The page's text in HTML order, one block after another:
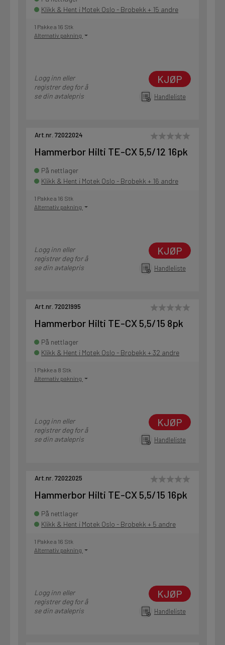
Klikk & Hent i Motek Oslo - Brobekk + 15 andre
1 Pakke a 16 Stk
Alternativ pakning
Logg inn eller
registrer deg for å
se din avtalepris
KJØP
Handleliste
Art.nr. 72022024
Hammerbor Hilti TE-CX 5,5/12 16pk
På nettlager
Klikk & Hent i Motek Oslo - Brobekk + 16 andre
1 Pakke a 16 Stk
Alternativ pakning
Logg inn eller
registrer deg for å
se din avtalepris
KJØP
Handleliste
Art.nr. 72021995
Hammerbor Hilti TE-CX 5,5/15 8pk
På nettlager
Klikk & Hent i Motek Oslo - Brobekk + 32 andre
1 Pakke a 8 Stk
Alternativ pakning
Logg inn eller
registrer deg for å
se din avtalepris
KJØP
Handleliste
Art.nr. 72022025
Hammerbor Hilti TE-CX 5,5/15 16pk
På nettlager
Klikk & Hent i Motek Oslo - Brobekk + 5 andre
1 Pakke a 16 Stk
Alternativ pakning
Logg inn eller
registrer deg for å
se din avtalepris
KJØP
Handleliste